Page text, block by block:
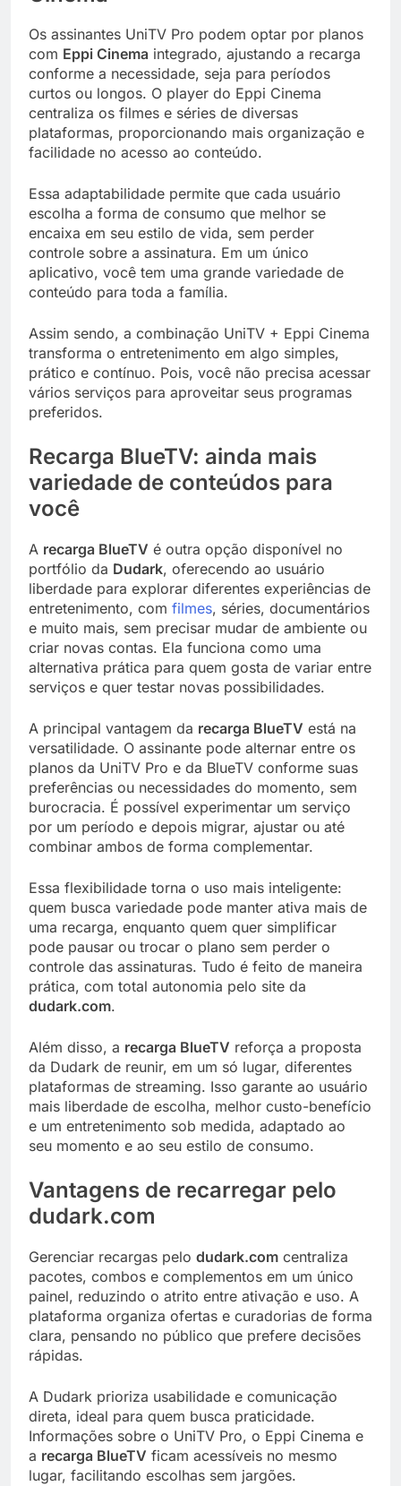
Os assinantes UniTV Pro podem optar por planos
com Eppi Cinema integrado, ajustando a recarga
conforme a necessidade, seja para períodos
curtos ou longos. O player do Eppi Cinema
centraliza os filmes e séries de diversas
plataformas, proporcionando mais organização e
facilidade no acesso ao conteúdo.
Essa adaptabilidade permite que cada usuário
escolha a forma de consumo que melhor se
encaixa em seu estilo de vida, sem perder
controle sobre a assinatura. Em um único
aplicativo, você tem uma grande variedade de
conteúdo para toda a família.
Assim sendo, a combinação UniTV + Eppi Cinema
transforma o entretenimento em algo simples,
prático e contínuo. Pois, você não precisa acessar
vários serviços para aproveitar seus programas
preferidos.
Recarga BlueTV: ainda mais
variedade de conteúdos para
você
A recarga BlueTV é outra opção disponível no
portfólio da Dudark, oferecendo ao usuário
liberdade para explorar diferentes experiências de
entretenimento, com filmes, séries, documentários
e muito mais, sem precisar mudar de ambiente ou
criar novas contas. Ela funciona como uma
alternativa prática para quem gosta de variar entre
serviços e quer testar novas possibilidades.
A principal vantagem da recarga BlueTV está na
versatilidade. O assinante pode alternar entre os
planos da UniTV Pro e da BlueTV conforme suas
preferências ou necessidades do momento, sem
burocracia. É possível experimentar um serviço
por um período e depois migrar, ajustar ou até
combinar ambos de forma complementar.
Essa flexibilidade torna o uso mais inteligente:
quem busca variedade pode manter ativa mais de
uma recarga, enquanto quem quer simplificar
pode pausar ou trocar o plano sem perder o
controle das assinaturas. Tudo é feito de maneira
prática, com total autonomia pelo site da
dudark.com.
Além disso, a recarga BlueTV reforça a proposta
da Dudark de reunir, em um só lugar, diferentes
plataformas de streaming. Isso garante ao usuário
mais liberdade de escolha, melhor custo-benefício
e um entretenimento sob medida, adaptado ao
seu momento e ao seu estilo de consumo.
Vantagens de recarregar pelo
dudark.com
Gerenciar recargas pelo dudark.com centraliza
pacotes, combos e complementos em um único
painel, reduzindo o atrito entre ativação e uso. A
plataforma organiza ofertas e curadorias de forma
clara, pensando no público que prefere decisões
rápidas.
A Dudark prioriza usabilidade e comunicação
direta, ideal para quem busca praticidade.
Informações sobre o UniTV Pro, o Eppi Cinema e
a recarga BlueTV ficam acessíveis no mesmo
lugar, facilitando escolhas sem jargões.